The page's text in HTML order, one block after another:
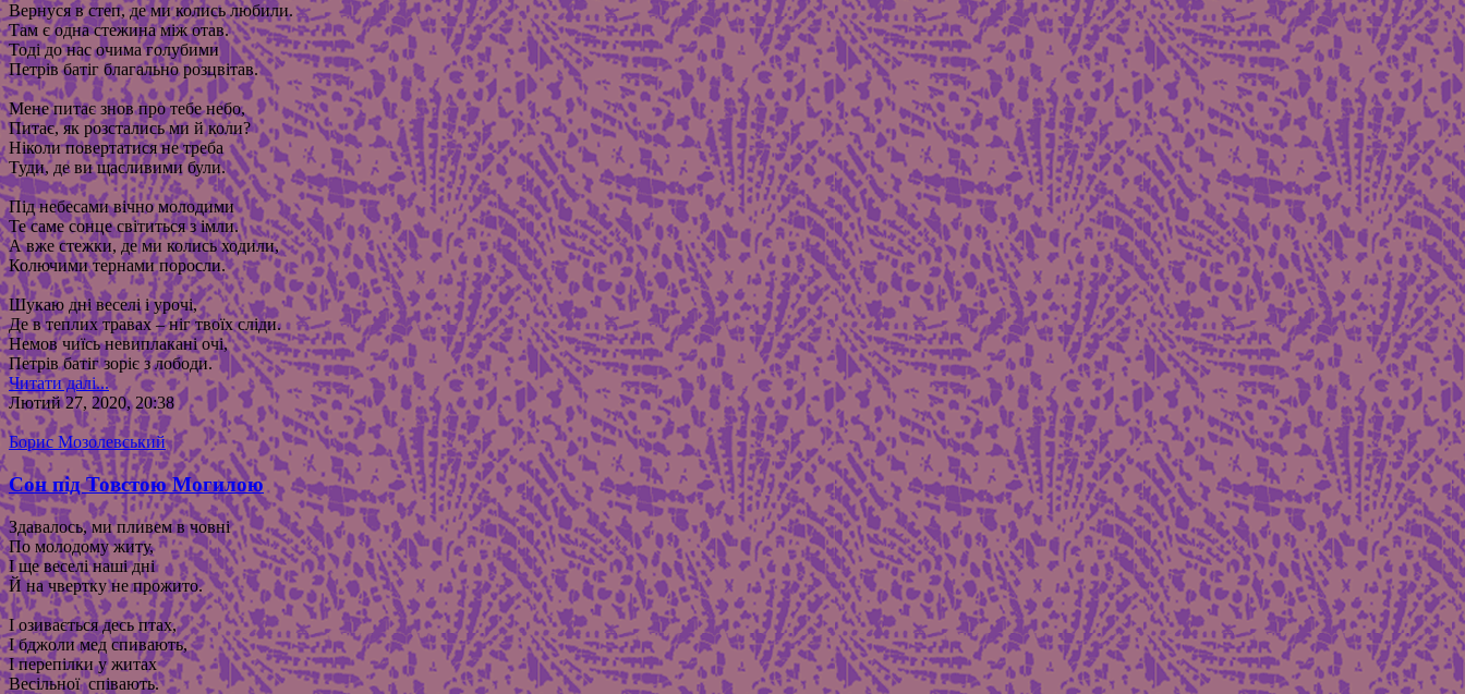
Вернуся в степ, де ми колись любили.
Там є одна стежина між отав.
Тоді до нас очима голубими
Петрів батіг благально розцвітав.
Мене питає знов про тебе небо,
Питає, як розстались ми й коли?
Ніколи повертатися не треба
Туди, де ви щасливими були.
Під небесами вічно молодими
Те саме сонце світиться з імли.
А вже стежки, де ми колись ходили,
Колючими тернами поросли.
Шукаю дні веселі і урочі,
Де в теплих травах – ніг твоїх сліди.
Немов чиїсь невиплакані очі,
Петрів батіг зоріє з лободи.
Читати далі...
Лютий 27, 2020, 20:38
Борис Мозолевський
Сон під Товстою Могилою
Здавалось, ми пливем в човні
По молодому житу,
І ще веселі наші дні
Й на чвертку не прожито.
І озивається десь птах,
І бджоли мед спивають,
І перепілки у житах
Весільної співають.